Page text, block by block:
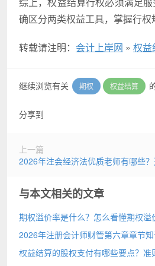
确区分两类权益工具，掌握行
转载请注明： 会计上岸网 » 权益
继续浏览有关 期权 权益结算
分享到
上一篇
2026年注会经济法优质老师有哪些
与本文相关的文章
期权溢价率是什么？怎么看懂期权
2026年注册会计师财管第六章章节
权益结算的股权支付有哪些要点？准